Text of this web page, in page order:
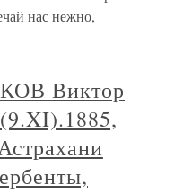
нас нежно,
Виктор